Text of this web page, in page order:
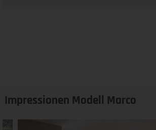
Impressionen Modell Marco